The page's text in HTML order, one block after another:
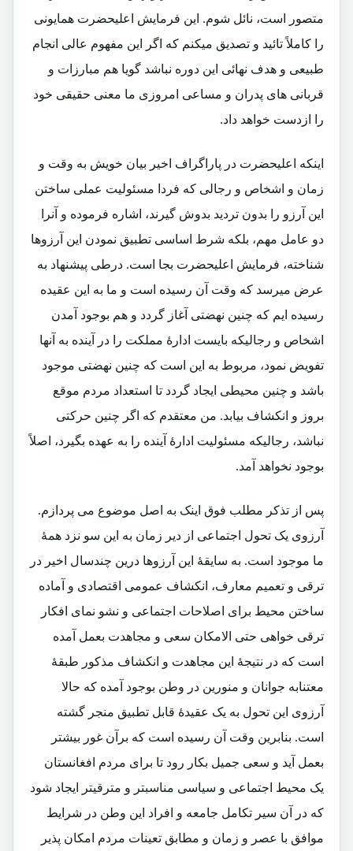
متصور است، نائل شوم. این فرمایش اعلیحضرت همایونی
را کاملاً تائید و تصدیق میکنم که اگر این مفهوم عالی انجام
طبیعی و هدف نهائی این دوره نباشد گویا هم مبارزات و
قربانی های پدران و مساعی امروزی ما معنی حقیقی خود
را ازدست خواهد داد.
اینکه اعلیحضرت در پاراگراف اخیر بیان خویش به وقت و
زمان و اشخاص و رجالی که فردا مسئولیت عملی ساختن
این آرزو را بدون تردید بدوش گیرند، اشاره فرموده و آنرا
دو عامل مهم، بلکه شرط اساسی تطبیق نمودن این آرزوها
شناخته، فرمایش اعلیحضرت بجا است. درطی پیشنهاد به
عرض میرسد که وقت آن رسیده است و ما به این عقیده
رسیده ایم که چنین نهضتی آغاز گردد و هم بوجود آمدن
اشخاص و رجالیکه بایست ادارۀ مملکت را در آینده به آنها
تفویض نمود، مربوط به این است که چنین نهضتی موجود
باشد و چنین محیطی ایجاد گردد تا استعداد مردم موقع
بروز و انکشاف بیابد. من معتقدم که اگر چنین حرکتی
نباشد، رجالیکه مسئولیت ادارۀ آینده را به عهده بگیرد، اصلاً
بوجود نخواهد آمد.
پس از تذکر مطلب فوق اینک به اصل موضوع می پردازم.
آرزوی یک تحول اجتماعی از دیر زمان به این سو نزد همۀ
ما موجود است. به سایقۀ این آرزوها درین چندسال اخیر در
ترقی و تعمیم معارف، انکشاف عمومی اقتصادی و آماده
ساختن محیط برای اصلاحات اجتماعی و نشو نمای افکار
ترقی خواهی حتی الامکان سعی و مجاهدت بعمل آمده
است که در نتیجۀ این مجاهدت و انکشاف مذکور طبقۀ
معتنابه جوانان و منورین در وطن بوجود آمده که حالا
آرزوی این تحول به یک عقیدۀ قابل تطبیق منجر گشته
است. بنابرین وقت آن رسیده است که برآن غور بیشتر
بعمل آید و سعی جمیل بکار رود تا برای مردم افغانستان
یک محیط اجتماعی و سیاسی مناسبتر و مترقیتر ایجاد شود
که در آن سیر تکامل جامعه و افراد این وطن در شرایط
موافق با عصر و زمان و مطابق تعینات مردم امکان پذیر